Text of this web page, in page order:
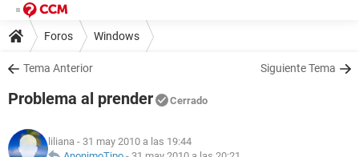
Foros Windows
Tema Anterior Siguiente Tema
Problema al prender Cerrado
liliana - 31 may 2010 a las 19:44